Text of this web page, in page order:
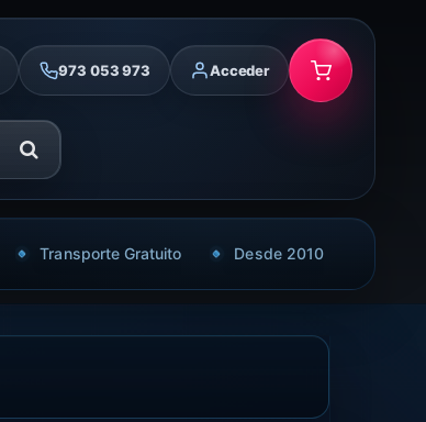
973 053 973 Acceder
Transporte Gratuito Desde 2010